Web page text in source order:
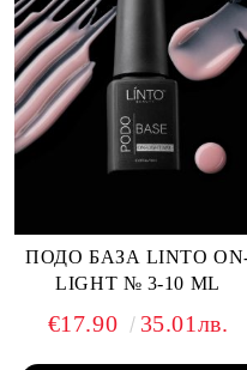
ПОДО БАЗА LINTO ON-
LIGHT № 3-10 ML
€17.90 35.01лв.